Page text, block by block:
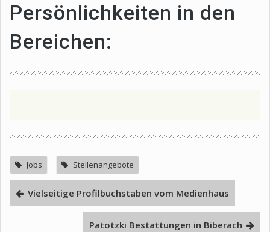
Persönlichkeiten in den
Bereichen:
Jobs Stellenangebote
Vielseitige Profilbuchstaben vom Medienhaus
Patotzki Bestattungen in Biberach